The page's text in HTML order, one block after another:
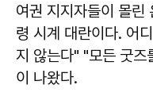
여권 지지자들이 몰린
령 시계 대란이다. 어
지 않는다" "모든 굿즈
이 나왔다.